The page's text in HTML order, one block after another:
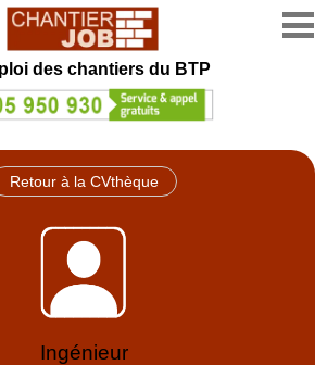
des chantiers du BTP
Retour à la CVthèque
Ingénieur